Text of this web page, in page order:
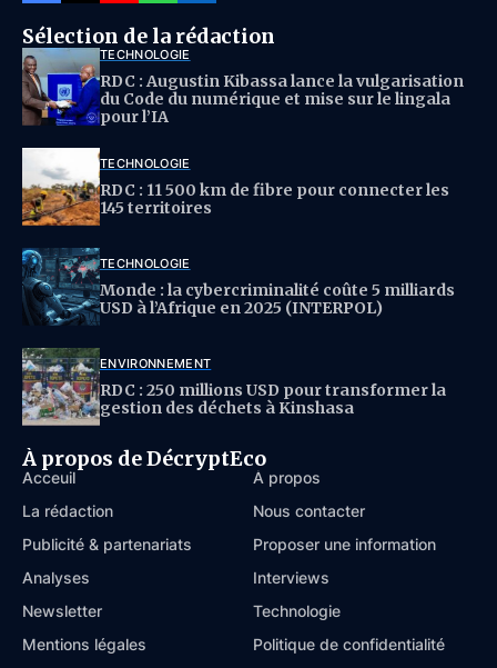
Sélection de la rédaction
TECHNOLOGIE
RDC : Augustin Kibassa lance la vulgarisation
du Code du numérique et mise sur le lingala
pour l’IA
TECHNOLOGIE
RDC : 11 500 km de fibre pour connecter les
145 territoires
TECHNOLOGIE
Monde : la cybercriminalité coûte 5 milliards
USD à l’Afrique en 2025 (INTERPOL)
ENVIRONNEMENT
RDC : 250 millions USD pour transformer la
gestion des déchets à Kinshasa
À propos de DécryptEco
Acceuil
À propos
La rédaction
Nous contacter
Publicité & partenariats
Proposer une information
Analyses
Interviews
Newsletter
Technologie
Mentions légales
Politique de confidentialité